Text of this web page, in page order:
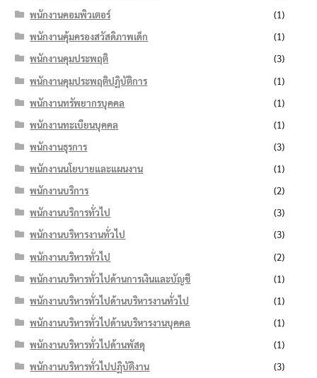
พนักงานคอมพิวเตอร์
(1)
พนักงานคุ้มครองสวัสดิภาพเด็ก
(1)
พนักงานคุมประพฤติ
(3)
พนักงานคุมประพฤติปฏิบัติการ
(1)
พนักงานทรัพยากรบุคคล
(1)
พนักงานทะเบียนบุคคล
(1)
พนักงานธุรการ
(3)
พนักงานนโยบายและแผนงาน
(1)
พนักงานบริการ
(2)
พนักงานบริการทั่วไป
(3)
พนักงานบริหารงานทั่วไป
(3)
พนักงานบริหารทั่วไป
(2)
พนักงานบริหารทั่วไปด้านการเงินและบัญชี
(1)
พนักงานบริหารทั่วไปด้านบริหารงานทั่วไป
(1)
พนักงานบริหารทั่วไปด้านบริหารงานบุคคล
(1)
พนักงานบริหารทั่วไปด้านพัสดุ
(1)
พนักงานบริหารทั่วไปปฏิบัติงาน
(3)